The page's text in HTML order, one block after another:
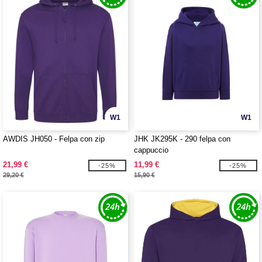
W1
AWDIS JH050 - Felpa con zip
21,99 €
29,20 €
-25%
W1
JHK JK295K - 290 felpa con
cappuccio
11,99 €
15,90 €
-25%